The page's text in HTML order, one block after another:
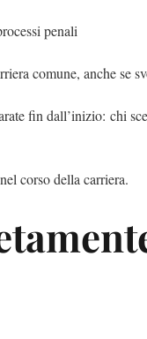
penali
comune, anche se
fin dall’inizio: chi
corso della carriera.